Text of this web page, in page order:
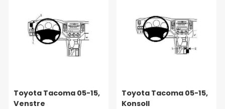
Toyota Tacoma 05-15,
Venstre
Toyota Tacoma 05-15,
Konsoll